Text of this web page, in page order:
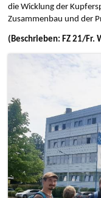
die Wicklung der
Zusammenbau und der
(Beschrieben: FZ 21/Fr.